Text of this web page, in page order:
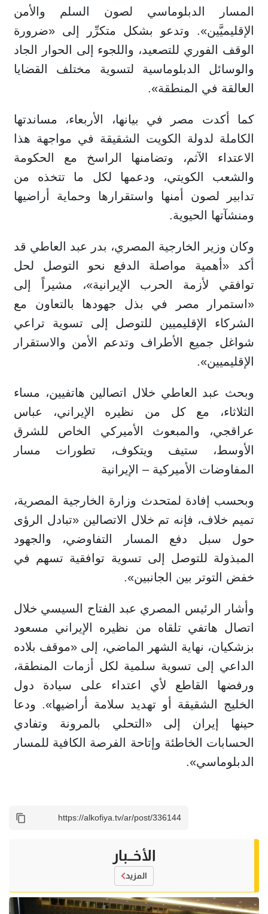
المسار الدبلوماسي لصون السلم والأمن
الإقليميَّين». وتدعو بشكل متكرِّر إلى «ضرورة
الوقف الفوري للتصعيد، واللجوء إلى الحوار الجاد
والوسائل الدبلوماسية لتسوية مختلف القضايا
العالقة في المنطقة».
كما أكدت مصر في بيانها، الأربعاء، مساندتها
الكاملة لدولة الكويت الشقيقة في مواجهة هذا
الاعتداء الآثم، وتضامنها الراسخ مع الحكومة
والشعب الكويتي، ودعمها لكل ما تتخذه من
تدابير لصون أمنها واستقرارها وحماية أراضيها
ومنشآتها الحيوية.
وكان وزير الخارجية المصري، بدر عبد العاطي قد
أكد «أهمية مواصلة الدفع نحو التوصل لحل
توافقي لأزمة الحرب الإيرانية»، مشيراً إلى
«استمرار مصر في بذل جهودها بالتعاون مع
الشركاء الإقليميين للتوصل إلى تسوية تراعي
شواغل جميع الأطراف وتدعم الأمن والاستقرار
الإقليميين».
وبحث عبد العاطي خلال اتصالين هاتفيين، مساء
الثلاثاء، مع كل من نظيره الإيراني، عباس
عراقجي، والمبعوث الأميركي الخاص للشرق
الأوسط، ستيف ويتكوف، تطورات مسار
المفاوضات الأميركية – الإيرانية
وبحسب إفادة لمتحدث وزارة الخارجية المصرية،
تميم خلاف، فإنه تم خلال الاتصالين «تبادل الرؤى
حول سبل دفع المسار التفاوضي، والجهود
المبذولة للتوصل إلى تسوية توافقية تسهم في
خفض التوتر بين الجانبين».
وأشار الرئيس المصري عبد الفتاح السيسي خلال
اتصال هاتفي تلقاه من نظيره الإيراني مسعود
بزشكيان، نهاية الشهر الماضي، إلى «موقف بلاده
الداعي إلى تسوية سلمية لكل أزمات المنطقة،
ورفضها القاطع لأي اعتداء على سيادة دول
الخليج الشقيقة أو تهديد سلامة أراضيها». ودعا
حينها إيران إلى «التحلي بالمرونة وتفادي
الحسابات الخاطئة وإتاحة الفرصة الكافية للمسار
الدبلوماسي».
الأخــبار
المزيد